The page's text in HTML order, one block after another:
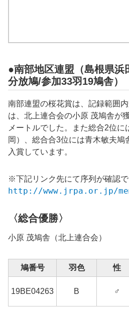
●南部地区連盟（島根県浜
分放鳩/参加33羽19鳩舎）
南部連盟の桜花賞は、記録範囲
は、北上連合会の小原 茂鳩舎が
メートルでした。また総合2位に
岡）、総合合3位には青木敏夫鳩
入賞しています。
※下記リンク先にて序列が確認で
http://www.jrpa.or.jp/
〈総合優勝〉
小原 茂鳩舎（北上連合会）
鳩番号 羽色 性
19BE04263 B ♂